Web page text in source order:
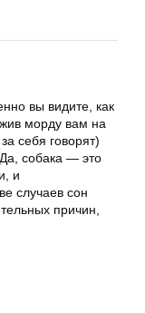
вы видите, как
морду вам на
себя говорят)
собака — это
и
случаев сон
причин,